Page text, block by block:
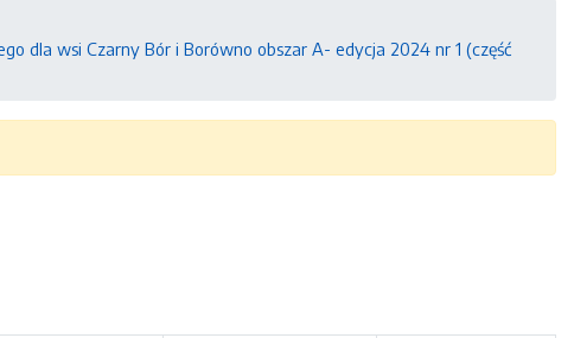
dla wsi Czarny Bór i Borówno obszar A- edycja 2024 nr 1 (część